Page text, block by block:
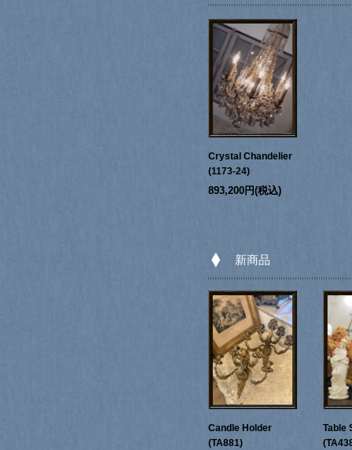
Crystal Chandelier
(1173-24)
893,200円(税込)
新商品
Candle Holder
(TA881)
Table